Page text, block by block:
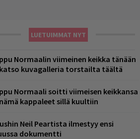
LUETUIMMAT NYT
Normaalin viimeinen keikka tänään
kuvagalleria torstailta täältä
Normaali soitti viimeisen keikkansa
kappaleet sillä kuultiin
Neil Peartista ilmestyy ensi
dokumentti